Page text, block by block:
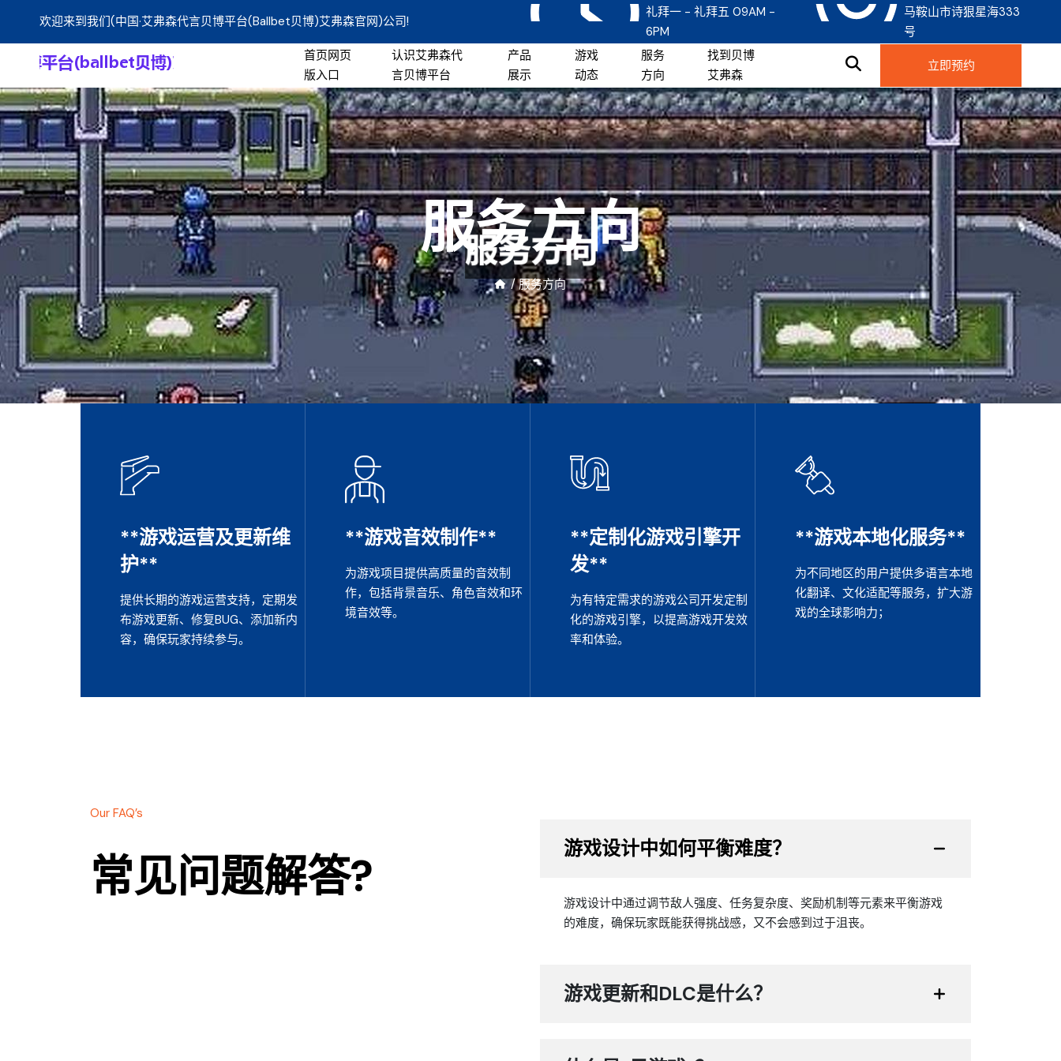
欢迎来到我们(中国·艾弗森代言贝博平台(ballbet贝博)艾弗森官网)公司!
礼拜一 - 礼拜五 09AM -
6PM
马鞍山市诗狠星海333
号
首页网页
版入口
认识艾弗森代
言贝博平台
产品
展示
游戏
动态
服务
方向
找到贝博
艾弗森
立即预约
服务方向
/ 服务方向
**游戏运营及更新维
护**
提供长期的游戏运营支持，定期发
布游戏更新、修复BUG、添加新内
容，确保玩家持续参与。
**游戏音效制作**
为游戏项目提供高质量的音效制
作，包括背景音乐、角色音效和环
境音效等。
**定制化游戏引擎开
发**
为有特定需求的游戏公司开发定制
化的游戏引擎，以提高游戏开发效
率和体验。
**游戏本地化服务**
为不同地区的用户提供多语言本地
化翻译、文化适配等服务，扩大游
戏的全球影响力；
Our FAQ’s
常见问题解答? 游戏设计中如何平衡难度？
游戏设计中通过调节敌人强度、任务复杂度、奖励机制等元素来平衡游戏
的难度，确保玩家既能获得挑战感，又不会感到过于沮丧。
游戏更新和DLC是什么？